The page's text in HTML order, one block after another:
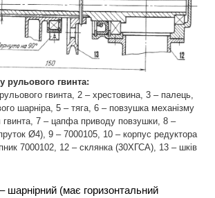
рульового гвинта:
гвинта, 2 – хрестовина, 3 – палець,
шарніра, 5 – тяга, 6 – повзушка механізму
гвинта, 7 – цапфа приводу повзушки, 8 –
Ø4), 9 – 7000105, 10 – корпус редуктора
7000102, 12 – склянка (30ХГСА), 13 – шків
шарнірний (має горизонтальний